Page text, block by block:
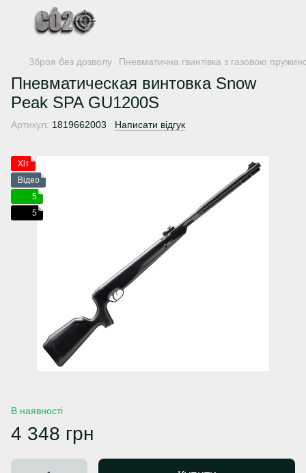
Зброя без дозволу Пневматична гвинтівка з газовою
Пневматическая винтовка Snow
Peak SPA GU1200S
Артикул: 1819662003 Написати відгук
Хіт
Відео
5
5
В наявності
4 348 грн